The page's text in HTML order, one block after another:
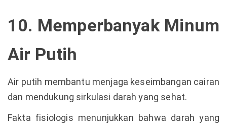
10. Memperbanyak Minum
Air Putih
Air putih membantu menjaga keseimbangan cairan
dan mendukung sirkulasi darah yang sehat.
Fakta fisiologis menunjukkan bahwa darah yang